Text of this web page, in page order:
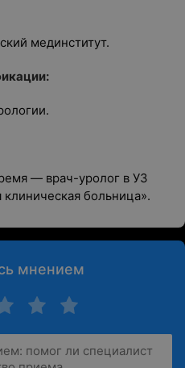
мединститут.
— врач-уролог в УЗ
больница».
мнением